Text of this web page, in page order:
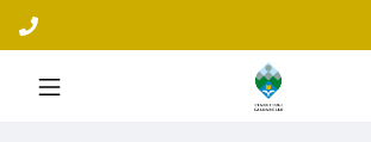
Aller
au
contenu
Site